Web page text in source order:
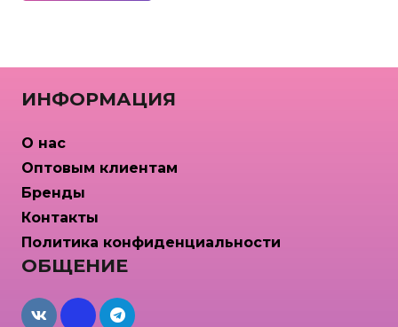
ОБЩЕНИЕ
maxcdn
ИНФОРМАЦИЯ
О нас
Оптовым клиентам
Бренды
Контакты
Политика конфиденциальности